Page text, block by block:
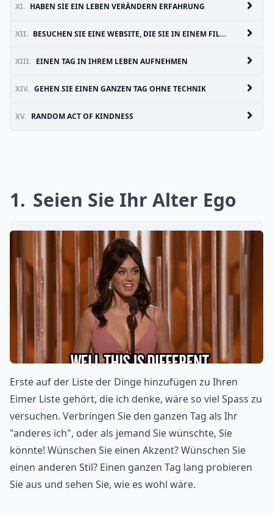
XI. HABEN SIE EIN LEBEN VERÄNDERN ERFAHRUNG
XII. BESUCHEN SIE EINE WEBSITE, DIE SIE IN EINEM FILM GESEHEN
XIII. EINEN TAG IN IHREM LEBEN AUFNEHMEN
XIV. GEHEN SIE EINEN GANZEN TAG OHNE TECHNIK
XV. RANDOM ACT OF KINDNESS
1 Seien Sie Ihr Alter Ego
Erste auf der Liste der Dinge hinzufügen zu Ihren
Eimer Liste gehört, die ich denke, wäre so viel Spass zu
versuchen. Verbringen Sie den ganzen Tag als Ihr
"anderes ich", oder als jemand Sie wünschte, Sie
könnte! Wünschen Sie einen Akzent? Wünschen Sie
einen anderen Stil? Einen ganzen Tag lang probieren
Sie aus und sehen Sie, wie es wohl wäre.